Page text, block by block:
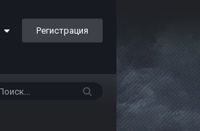
Регистрация